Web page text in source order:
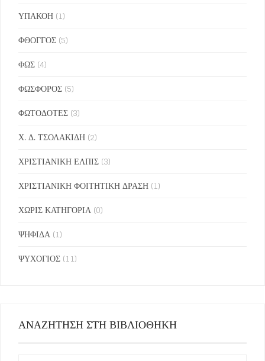
ΥΠΑΚΟΗ (1)
ΦΘΟΓΓΟΣ (5)
ΦΩΣ (4)
ΦΩΣΦΟΡΟΣ (5)
ΦΩΤΟΔΟΤΕΣ (3)
Χ. Δ. ΤΣΟΛΑΚΙΔΗ (2)
ΧΡΙΣΤΙΑΝΙΚΗ ΕΛΠΙΣ (3)
ΧΡΙΣΤΙΑΝΙΚΗ ΦΟΙΤΗΤΙΚΗ ΔΡΑΣΗ (1)
ΧΩΡΙΣ ΚΑΤΗΓΟΡΙΑ (0)
ΨΗΦΙΔΑ (1)
ΨΥΧΟΓΙΟΣ (11)
ΑΝΑΖΗΤΗΣΗ ΣΤΗ ΒΙΒΛΙΟΘΗΚΗ